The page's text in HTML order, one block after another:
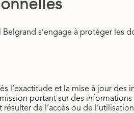
s’engage à protéger les
l’exactitude et la mise à jour
portant sur des
de l’accès ou de